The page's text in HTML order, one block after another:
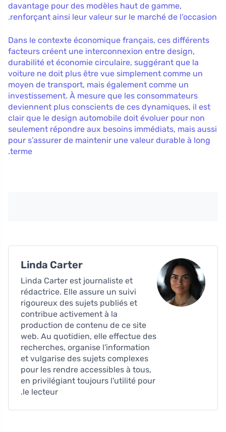
davantage pour des modèles haut de gamme,
renforçant ainsi leur valeur sur le marché de l’occasion.
Dans le contexte économique français, ces différents
facteurs créent une interconnexion entre design,
durabilité et économie circulaire, suggérant que la
voiture ne doit plus être vue simplement comme un
moyen de transport, mais également comme un
investissement. À mesure que les consommateurs
deviennent plus conscients de ces dynamiques, il est
clair que le design automobile doit évoluer pour non
seulement répondre aux besoins immédiats, mais aussi
pour s’assurer de maintenir une valeur durable à long
terme.
Linda Carter
Linda Carter est journaliste et
rédactrice. Elle assure un suivi
rigoureux des sujets publiés et
contribue activement à la
production de contenu de ce site
web. Au quotidien, elle effectue des
recherches, organise l'information
et vulgarise des sujets complexes
pour les rendre accessibles à tous,
en privilégiant toujours l'utilité pour
le lecteur.